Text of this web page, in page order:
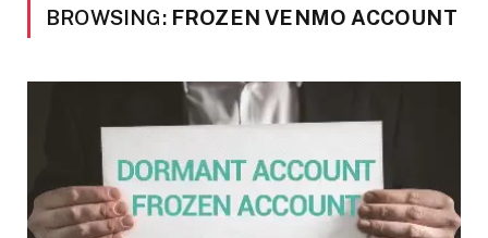
BROWSING: FROZEN VENMO ACCOUNT